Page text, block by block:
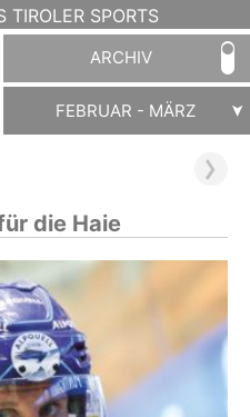
TIROLER SPORTS
ARCHIV
FEBRUAR - MÄRZ
die Haie